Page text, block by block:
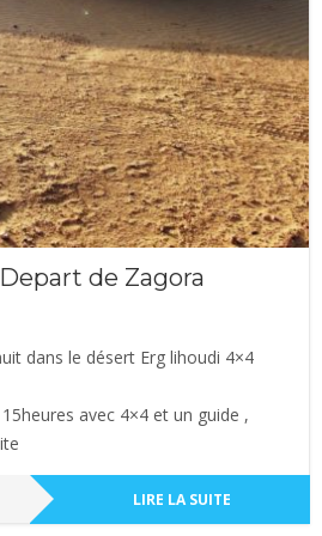
de Zagora
dans le désert Erg lihoudi 4×4
avec 4×4 et un guide ,
LIRE LA SUITE